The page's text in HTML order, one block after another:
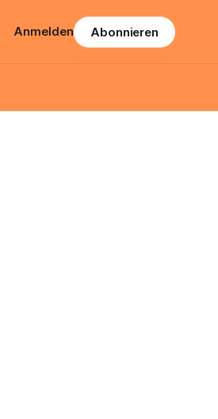
Anmelden Abonnieren